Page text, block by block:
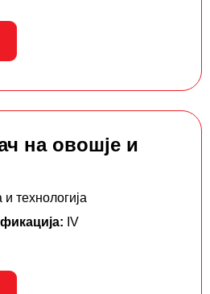
на овошје и
и технологија
IV